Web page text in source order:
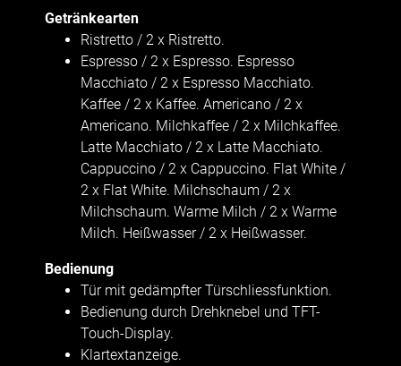
Getränkearten
Ristretto / 2 x Ristretto.
Espresso / 2 x Espresso. Espresso
Macchiato / 2 x Espresso Macchiato.
Kaffee / 2 x Kaffee. Americano / 2 x
Americano. Milchkaffee / 2 x Milchkaffee.
Latte Macchiato / 2 x Latte Macchiato.
Cappuccino / 2 x Cappuccino. Flat White /
2 x Flat White. Milchschaum / 2 x
Milchschaum. Warme Milch / 2 x Warme
Milch. Heißwasser / 2 x Heißwasser.
Bedienung
Tür mit gedämpfter Türschliessfunktion.
Bedienung durch Drehknebel und TFT-
Touch-Display.
Klartextanzeige.